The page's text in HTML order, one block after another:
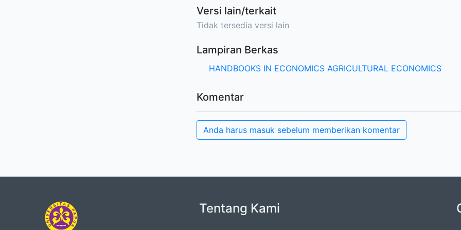
Versi lain/terkait
Tidak tersedia versi lain
Lampiran Berkas
HANDBOOKS IN ECONOMICS AGRICULTURAL ECONOMICS
Komentar
Anda harus masuk sebelum memberikan komentar
Tentang Kami